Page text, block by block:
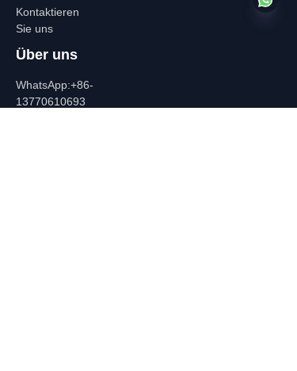
Über uns
WhatsApp:+86-
13770610693
Kontaktieren
Sie uns
DE